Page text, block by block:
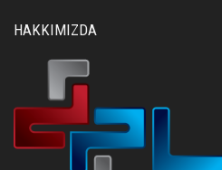
HAKKIMIZDA